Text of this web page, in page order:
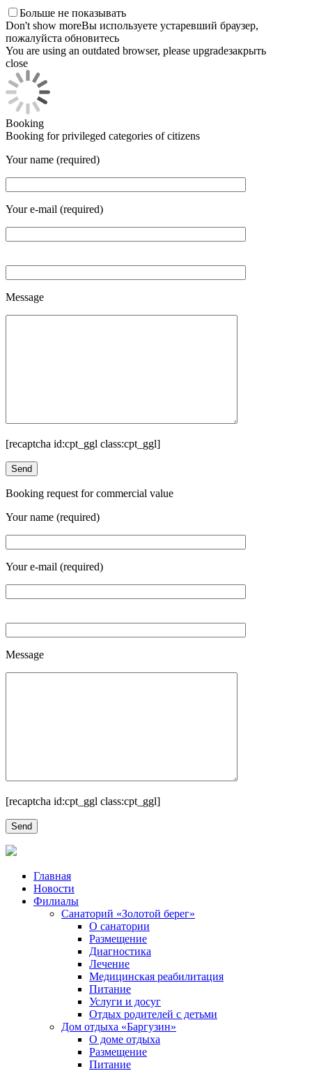
Больше не показывать
Don't show moreВы используете устаревший браузер,
пожалуйста обновитесь
You are using an outdated browser, please upgradeзакрыть
close
Booking
Booking for privileged categories of citizens
Your name (required)
Your e-mail (required)
Message
[recaptcha id:cpt_ggl class:cpt_ggl]
Booking request for commercial value
Your name (required)
Your e-mail (required)
Message
[recaptcha id:cpt_ggl class:cpt_ggl]
Главная
Новости
Филиалы
Санаторий «Золотой берег»
О санатории
Размещение
Диагностика
Лечение
Медицинская реабилитация
Питание
Услуги и досуг
Отдых родителей с детьми
Дом отдыха «Баргузин»
О доме отдыха
Размещение
Питание